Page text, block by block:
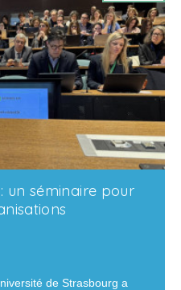
un séminaire pour
de Strasbourg a